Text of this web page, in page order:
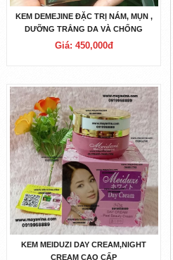
KEM DEMEJINE ĐẶC TRỊ NÁM, MỤN ,
DƯỠNG TRẮNG DA VÀ CHỐNG
NẮNG
Giá: 450,000đ
KEM MEIDUZI DAY CREAM,NIGHT
CREAM CAO CẤP